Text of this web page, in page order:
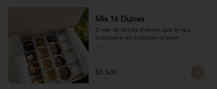
Mix 16 Dulces
El mix de dulces chilenos que te va a
acompañar en cualquier ocasión
4 mini chilenitos
4 Bocados Taratchi: Mantequilla de maní
$8.500